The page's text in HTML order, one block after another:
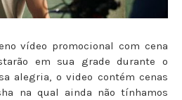
vídeo promocional com cena
em sua grade durante o
alegria, o video contém cenas
na qual ainda não tínhamos